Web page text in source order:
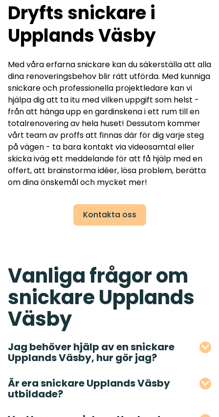
Dryfts snickare i
Upplands Väsby
Med våra erfarna snickare kan du säkerställa att alla
dina renoveringsbehov blir rätt utförda. Med kunniga
snickare och professionella projektledare kan vi
hjälpa dig att ta itu med vilken uppgift som helst -
från att hänga upp en gardinskena i ett rum till en
totalrenovering av hela huset! Dessutom kommer
vårt team av proffs att finnas där för dig varje steg
på vägen - ta bara kontakt via videosamtal eller
skicka iväg ett meddelande för att få hjälp med en
offert, att brainstorma idéer, lösa problem, berätta
om dina önskemål och mycket mer!
Kontakta oss
Vanliga frågor om
snickare Upplands
Väsby
Jag behöver hjälp av en snickare
Upplands Väsby, hur gör jag?
Är era snickare Upplands Väsby
utbildade?